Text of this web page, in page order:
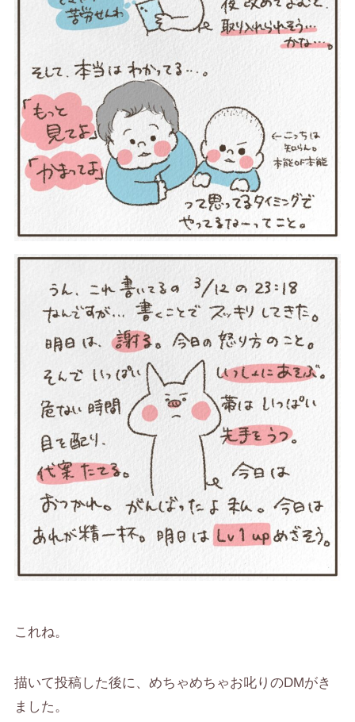
これね。
描いて投稿した後に、めちゃめちゃお叱りのDMがき
ました。